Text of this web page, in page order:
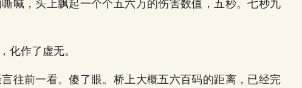
喊，头上飘起一个个五六万的伤害数值，五秒。七秒九
化作了虚无。
往前一看。傻了眼。桥上大概五六百码的距离，已经完